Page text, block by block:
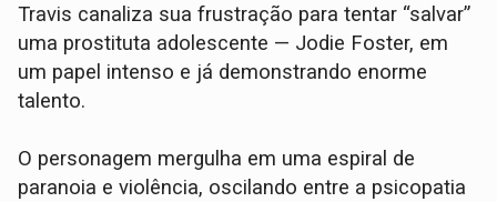
Travis canaliza sua frustração para tentar “salvar”
uma prostituta adolescente — Jodie Foster, em
um papel intenso e já demonstrando enorme
talento.
O personagem mergulha em uma espiral de
paranoia e violência, oscilando entre a psicopatia